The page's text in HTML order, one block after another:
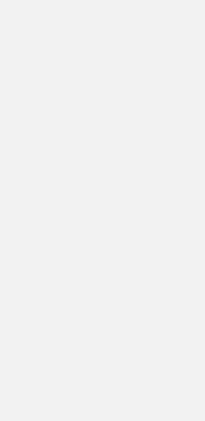
30 - Bestellen